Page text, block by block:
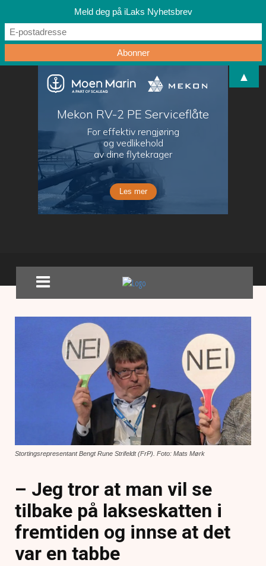
Stortingsrepresentant Bengt Rune Strifeldt (FrP). Foto: Mats Mørk
– Jeg tror at man vil se
tilbake på lakseskatten i
fremtiden og innse at det
var en tabbe
Meld deg på iLaks Nyhetsbrev
▲